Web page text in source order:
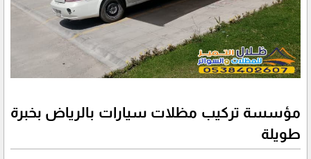
مؤسسة تركيب مظلات سيارات بالرياض بخبرة
طويلة